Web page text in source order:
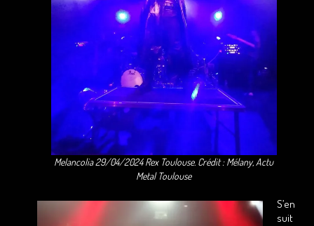
Melancolia 29/04/2024 Rex Toulouse. Crédit : Mélany, Actu
Metal Toulouse
S’en
suit